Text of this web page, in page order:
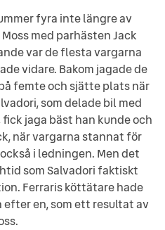
fyra inte längre av
med parhästen Jack
var de flesta vargarna
vidare. Bakom jagade de
femte och sjätte plats när
som delade bil med
jaga bäst han kunde och
när vargarna stannat för
i ledningen. Men det
som Salvadori faktiskt
Ferraris köttätare hade
en, som ett resultat av